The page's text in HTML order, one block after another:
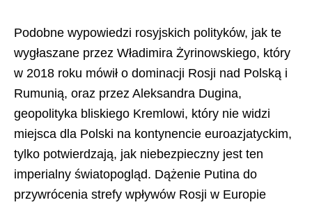
Podobne wypowiedzi rosyjskich polityków, jak te
wygłaszane przez Władimira Żyrinowskiego, który
w 2018 roku mówił o dominacji Rosji nad Polską i
Rumunią, oraz przez Aleksandra Dugina,
geopolityka bliskiego Kremlowi, który nie widzi
miejsca dla Polski na kontynencie euroazjatyckim,
tylko potwierdzają, jak niebezpieczny jest ten
imperialny światopogląd. Dążenie Putina do
przywrócenia strefy wpływów Rosji w Europie